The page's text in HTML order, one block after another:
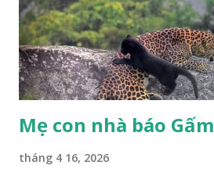
Mẹ con nhà báo Gấm
tháng 4 16, 2026